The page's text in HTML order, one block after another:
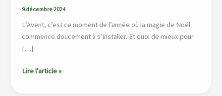
9 décembre 2024
L’Avent, c’est ce moment de l’année où la magie de Noël
commence doucement à s’installer. Et quoi de mieux pour
[…]
Lire l’article »